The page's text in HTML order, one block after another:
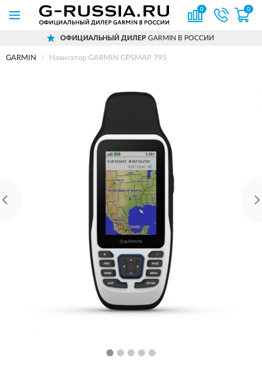
0 0
ОФИЦИАЛЬНЫЙ ДИЛЕР GARMIN В РОССИИ
GARMIN Навигатор GARMIN GPSMAP 79S